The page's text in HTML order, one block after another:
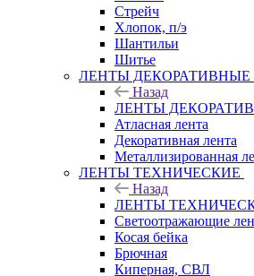
Стрейч
Хлопок, п/э
Шантильи
Шитье
ЛЕНТЫ ДЕКОРАТИВНЫЕ
Назад
ЛЕНТЫ
Атласная лента
Декоративная лента
Металлизированная
ЛЕНТЫ ТЕХНИЧЕСКИЕ
Назад
ЛЕНТЫ
Светоотражающие
Косая бейка
Брючная
Киперная, СВЛ